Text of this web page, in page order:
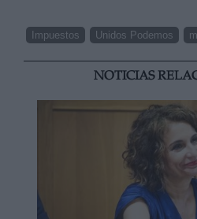
Impuestos Unidos Podemos
NOTICIAS